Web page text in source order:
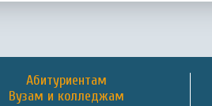
Абитуриентам
Вузам и колледжам